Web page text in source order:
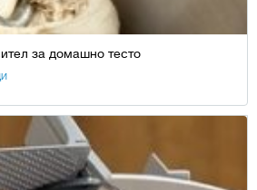
за домашно тесто